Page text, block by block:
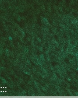
:::